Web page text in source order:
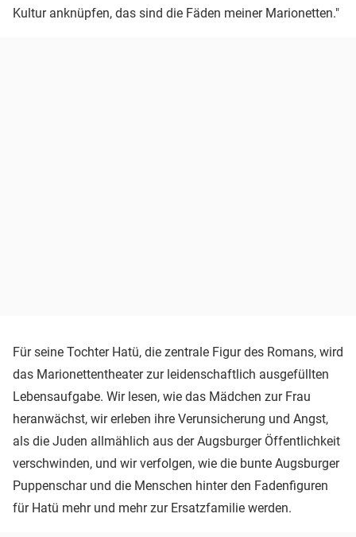
Kultur anknüpfen, das sind die Fäden meiner Marionetten."
Für seine Tochter Hatü, die zentrale Figur des Romans, wird
das Marionettentheater zur leidenschaftlich ausgefüllten
Lebensaufgabe. Wir lesen, wie das Mädchen zur Frau
heranwächst, wir erleben ihre Verunsicherung und Angst,
als die Juden allmählich aus der Augsburger Öffentlichkeit
verschwinden, und wir verfolgen, wie die bunte Augsburger
Puppenschar und die Menschen hinter den Fadenfiguren
für Hatü mehr und mehr zur Ersatzfamilie werden.